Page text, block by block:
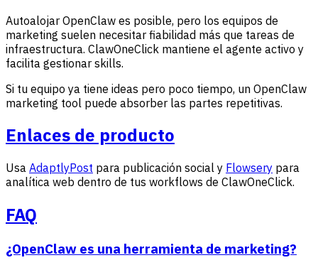
Autoalojar OpenClaw es posible, pero los equipos de
marketing suelen necesitar fiabilidad más que tareas de
infraestructura. ClawOneClick mantiene el agente activo y
facilita gestionar skills.
Si tu equipo ya tiene ideas pero poco tiempo, un OpenClaw
marketing tool puede absorber las partes repetitivas.
Enlaces de producto
Usa AdaptlyPost para publicación social y Flowsery para
analítica web dentro de tus workflows de ClawOneClick.
FAQ
¿OpenClaw es una herramienta de marketing?